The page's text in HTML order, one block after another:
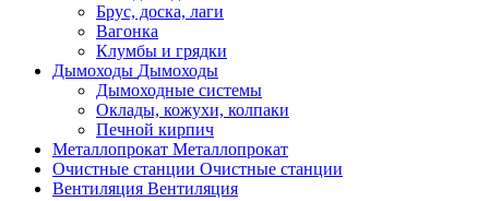
Брус, доска, лаги
Вагонка
Клумбы и грядки
Дымоходы Дымоходы
Дымоходные системы
Оклады, кожухи, колпаки
Печной кирпич
Металлопрокат Металлопрокат
Очистные станции Очистные станции
Вентиляция Вентиляция